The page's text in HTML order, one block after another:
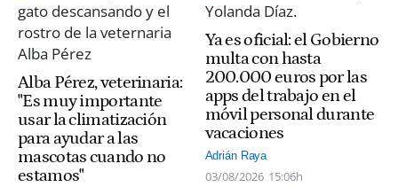
Alba Pérez, veterinaria:
"Es muy importante
usar la climatización
para ayudar a las
mascotas cuando no
estamos"
Ya es oficial: el Gobierno
multa con hasta
200.000 euros por las
apps del trabajo en el
móvil personal durante
vacaciones
Adrián Raya
03/08/2026 15:06h